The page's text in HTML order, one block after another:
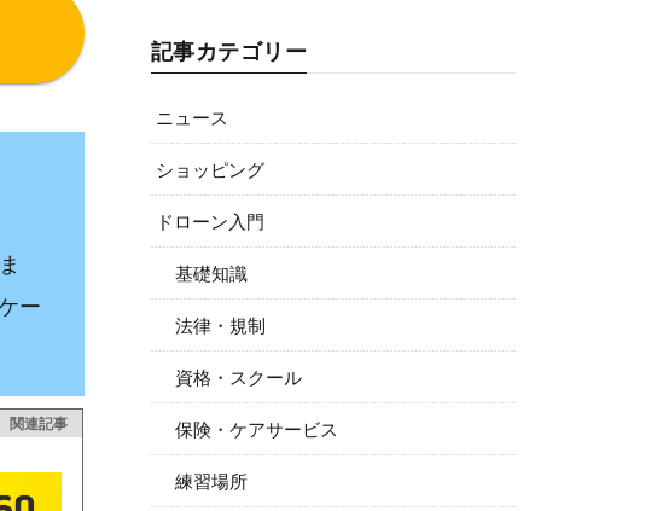
ー
関連記事
記事カテゴリー
ニュース
ショッピング
ドローン入門
基礎知識
法律・規制
資格・スクール
保険・ケアサービス
練習場所